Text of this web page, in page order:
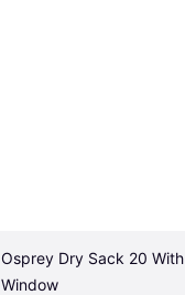
Osprey Dry Sack 20 With
Window